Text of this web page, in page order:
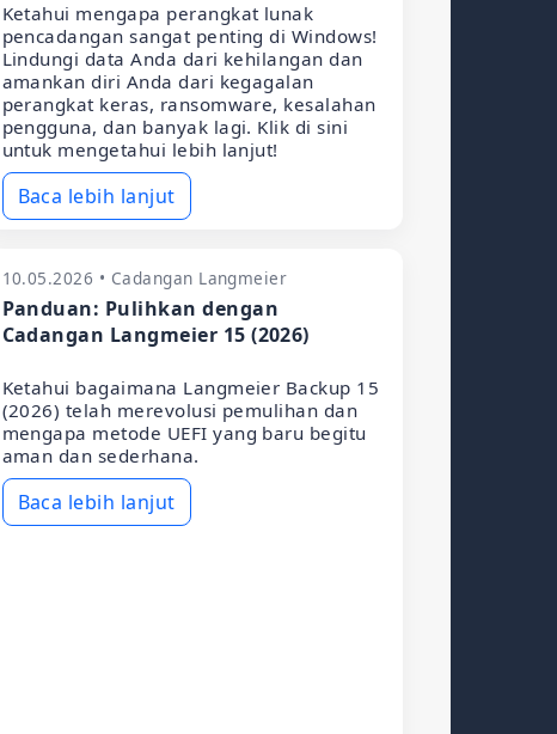
Ketahui mengapa perangkat lunak
pencadangan sangat penting di Windows!
Lindungi data Anda dari kehilangan dan
amankan diri Anda dari kegagalan
perangkat keras, ransomware, kesalahan
pengguna, dan banyak lagi. Klik di sini
untuk mengetahui lebih lanjut!
Baca lebih lanjut
10.05.2026 • Cadangan Langmeier
Panduan: Pulihkan dengan
Cadangan Langmeier 15 (2026)
Ketahui bagaimana Langmeier Backup 15
(2026) telah merevolusi pemulihan dan
mengapa metode UEFI yang baru begitu
aman dan sederhana.
Baca lebih lanjut